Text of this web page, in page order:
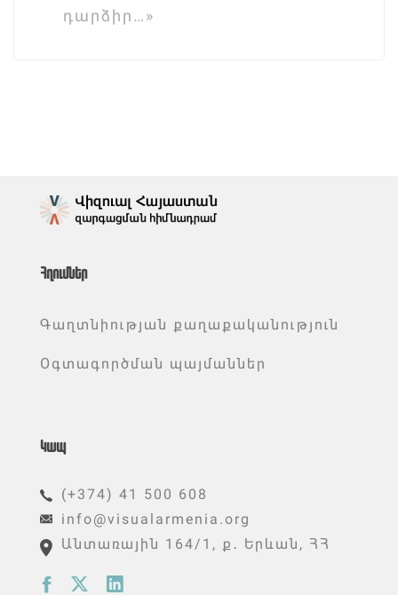
դարձիր…»
Հղումներ
Գաղտնիության քաղաքականություն
Օգտագործման պայմաններ
Կապ
(+374) 41 500 608
info@visualarmenia.org
Անտառային 164/1, ք․ Երևան, ՀՀ